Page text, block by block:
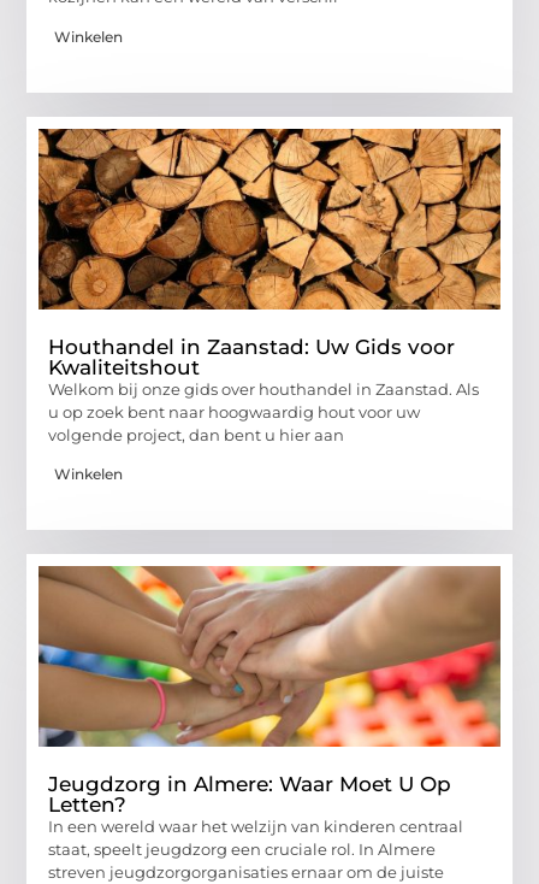
Winkelen
Houthandel in Zaanstad: Uw Gids voor
Kwaliteitshout
Welkom bij onze gids over houthandel in Zaanstad. Als
u op zoek bent naar hoogwaardig hout voor uw
volgende project, dan bent u hier aan
Winkelen
Jeugdzorg in Almere: Waar Moet U Op
Letten?
In een wereld waar het welzijn van kinderen centraal
staat, speelt jeugdzorg een cruciale rol. In Almere
streven jeugdzorgorganisaties ernaar om de juiste